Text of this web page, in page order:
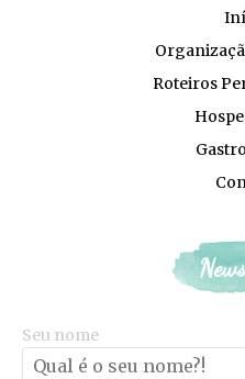
Roteiros
Seu nome